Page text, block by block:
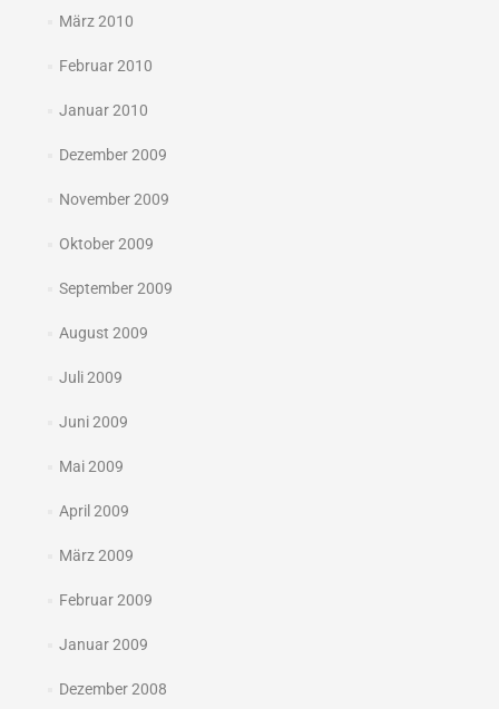
März 2010
Februar 2010
Januar 2010
Dezember 2009
November 2009
Oktober 2009
September 2009
August 2009
Juli 2009
Juni 2009
Mai 2009
April 2009
März 2009
Februar 2009
Januar 2009
Dezember 2008